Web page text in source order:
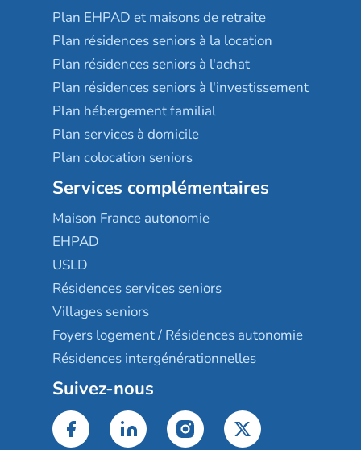
Plan EHPAD et maisons de retraite
Plan résidences seniors à la location
Plan résidences seniors à l'achat
Plan résidences seniors à l'investissement
Plan hébergement familial
Plan services à domicile
Plan colocation seniors
Services complémentaires
Maison France autonomie
EHPAD
USLD
Résidences services seniors
Villages seniors
Foyers logement / Résidences autonomie
Résidences intergénérationnelles
Suivez-nous